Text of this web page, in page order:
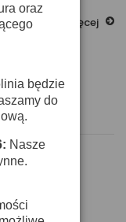
Zobacz Więcej
oraz
będzie
do
Nasze